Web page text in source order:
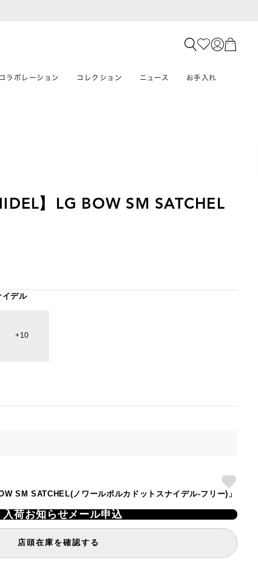
コラボレーション コレクション ニュース お手入れ
】LG BOW SM SATCHEL
イデル
10
SM SATCHEL(ノワールポルカドットスナイデル-フリー)」
入荷お知らせメール申込
店頭在庫を確認する